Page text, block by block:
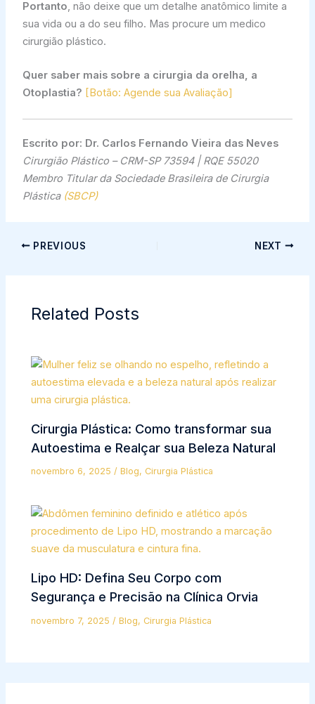
Portanto, não deixe que um detalhe anatômico limite a
sua vida ou a do seu filho. Mas procure um medico
cirurgião plástico.
Quer saber mais sobre a cirurgia da orelha, a
Otoplastia? [Botão: Agende sua Avaliação]
Escrito por: Dr. Carlos Fernando Vieira das Neves
Cirurgião Plástico – CRM-SP 73594 | RQE 55020
Membro Titular da Sociedade Brasileira de Cirurgia
Plástica(SBCP)
PREVIOUS NEXT
Related Posts
Cirurgia Plástica: Como transformar sua
Autoestima e Realçar sua Beleza Natural
novembro 6, 2025/Blog,Cirurgia Plástica
Lipo HD: Defina Seu Corpo com
Segurança e Precisão na Clínica Orvia
novembro 7, 2025 /Blog,Cirurgia Plástica